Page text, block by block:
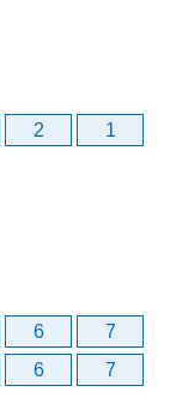
2
1
6
7
6 7